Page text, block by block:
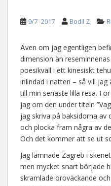
9/7 -2017 Bodil Z
Även om jag egentligen
dimension än
poesikväll i ett kinesiskt
inlindad i natten – så vill jag
till min senaste lilla resa.
jag om den under titeln
jag skriva på baksidorna av
och plocka fram några av
Och det kommer att se ut
Jag lämnade Zagreb i
men mycket snart började
skramlade oroväckande